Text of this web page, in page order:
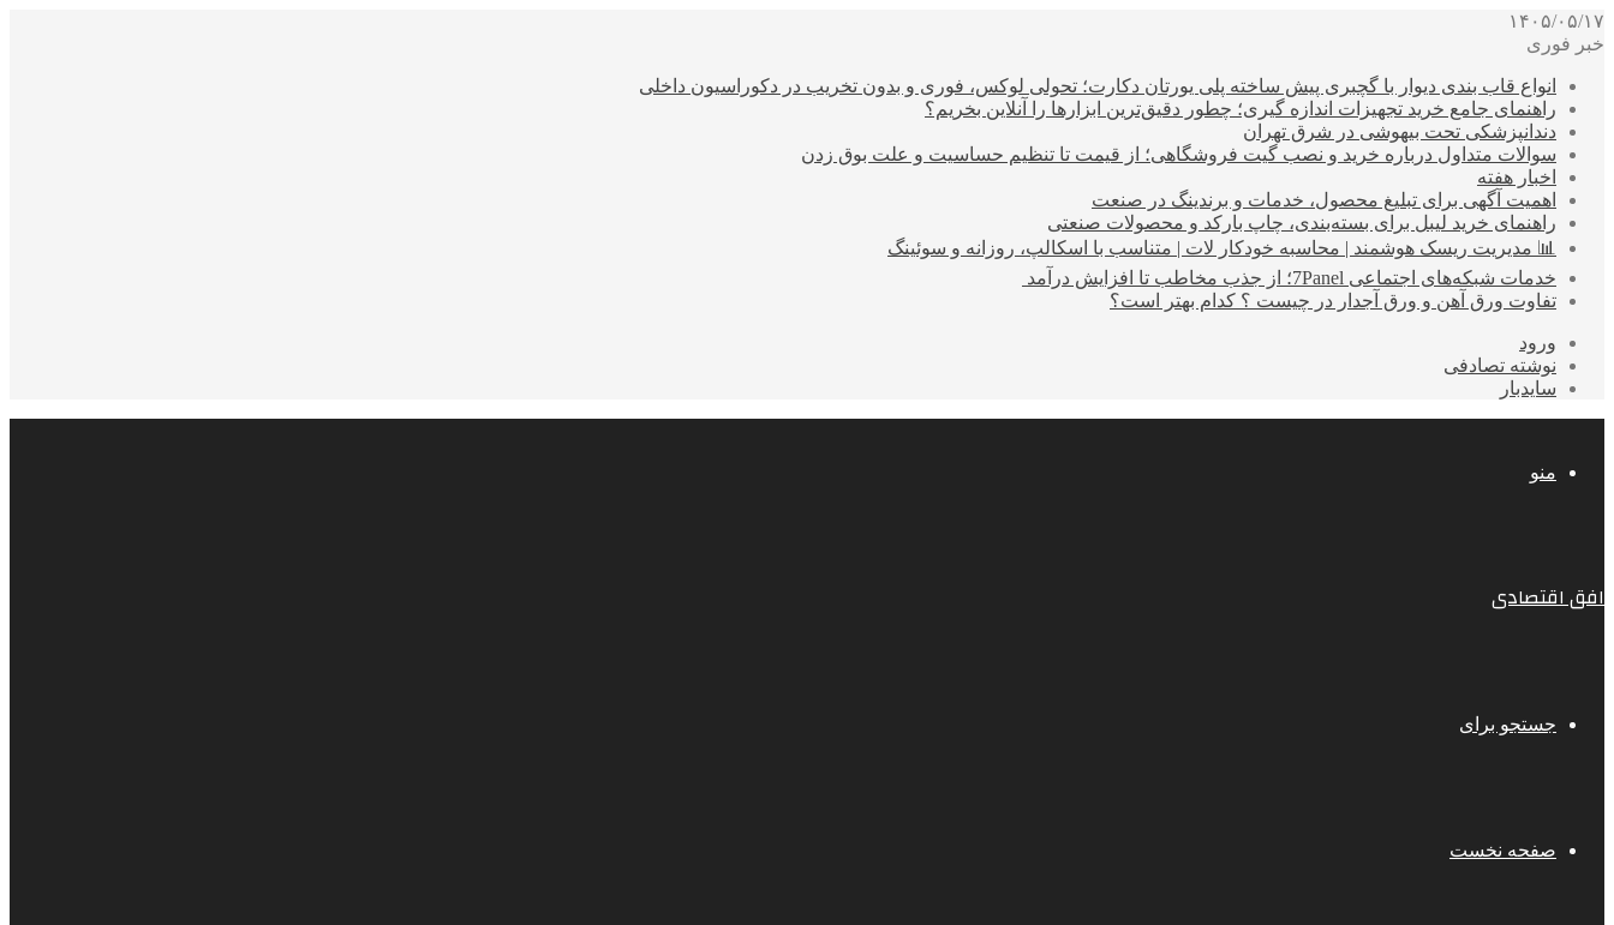
۱۴۰۵/۰۵/۱۷
خبر فوری
انواع قاب بندی دیوار با گچبری پیش ساخته پلی یورتان دکارت؛ تحولی لوکس، فوری و بدون تخریب در دکوراسیون داخلی
راهنمای جامع خرید تجهیزات اندازه گیری؛ چطور دقیق‌ترین ابزارها را آنلاین بخریم؟
دندانپزشکی تحت بیهوشی در شرق تهران
سوالات متداول درباره خرید و نصب گیت فروشگاهی؛ از قیمت تا تنظیم حساسیت و علت بوق زدن
اخبار هفته
اهمیت آگهی برای تبلیغ محصول، خدمات و برندینگ در صنعت
راهنمای خرید لیبل برای بسته‌بندی، چاپ بارکد و محصولات صنعتی
📊 مدیریت ریسک هوشمند | محاسبه خودکار لات | متناسب با اسکالپ، روزانه و سوئینگ
خدمات شبکه‌های اجتماعی 7Panel؛ از جذب مخاطب تا افزایش درآمد
تفاوت ورق آهن و ورق آجدار در چیست ؟ کدام بهتر است؟
ورود
نوشته تصادفی
سایدبار
منو
افق اقتصادی
جستجو برای
صفحه نخست